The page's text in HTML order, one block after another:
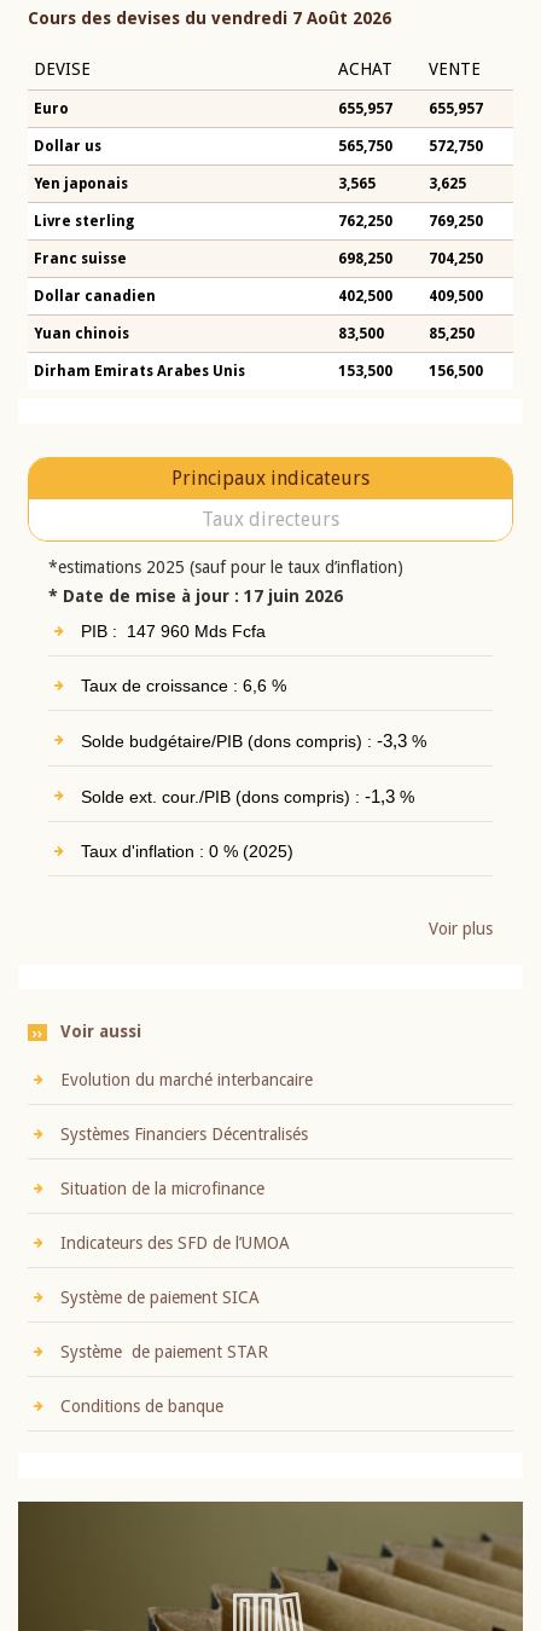
Cours des devises du vendredi 7 Août 2026
DEVISE ACHAT VENTE
Euro 655,957 655,957
Dollar us 565,750 572,750
Yen japonais 3,565 3,625
Livre sterling 762,250 769,250
Franc suisse 698,250 704,250
Dollar canadien 402,500 409,500
Yuan chinois 83,500 85,250
Dirham Emirats Arabes Unis 153,500 156,500
Principaux indicateurs
Taux directeurs
*estimations 2025 (sauf pour le taux d’inflation)
* Date de mise à jour : 17 juin 2026
PIB : 147 960 Mds Fcfa
Taux de croissance : 6,6 %
Solde budgétaire/PIB (dons compris) : -3,3%
Solde ext. cour./PIB (dons compris) : -1,3%
Taux d'inflation : 0 % (2025)
Voir plus
Voir aussi
Evolution du marché interbancaire
Systèmes Financiers Décentralisés
Situation de la microfinance
Indicateurs des SFD de l’UMOA
Système de paiement SICA
Système de paiement STAR
Conditions de banque